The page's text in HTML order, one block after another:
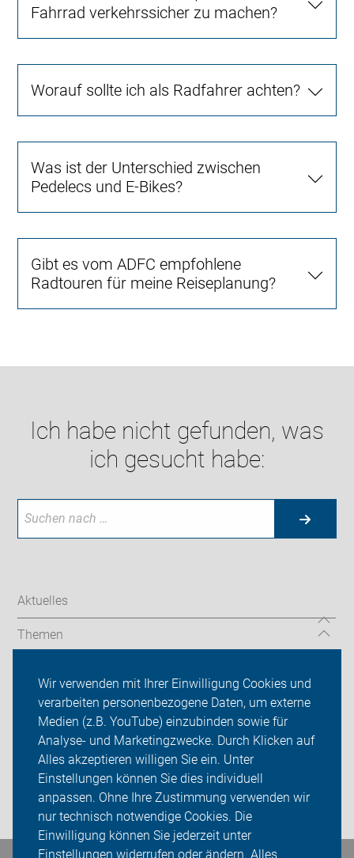
Wir verwenden mit Ihrer Einwilligung Cookies und
verarbeiten personenbezogene Daten, um externe
Medien (z.B. YouTube) einzubinden sowie für
Analyse- und Marketingzwecke. Durch Klicken auf
Alles akzeptieren willigen Sie ein. Unter
Einstellungen können Sie dies individuell
anpassen. Ohne Ihre Zustimmung verwenden wir
nur technisch notwendige Cookies. Die
Einwilligung können Sie jederzeit unter
Einstellungen widerrufen oder ändern. Alles
Fahrrad verkehrssicher zu machen?
Worauf sollte ich als Radfahrer achten?
Was ist der Unterschied zwischen
Pedelecs und E-Bikes?
Gibt es vom ADFC empfohlene
Radtouren für meine Reiseplanung?
Ich habe nicht gefunden, was
ich gesucht habe:
Aktuelles
Themen
Über uns
Sei dabei
Presse
Login